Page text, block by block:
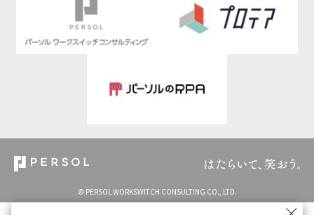
© PERSOL WORKSWITCH CONSULTING CO., LTD.